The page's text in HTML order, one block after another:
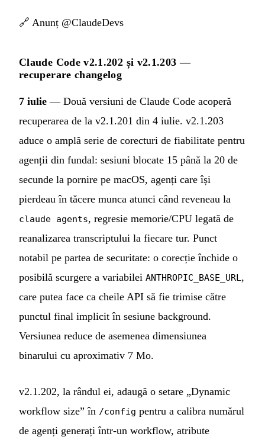
🔗 Anunț @ClaudeDevs
Claude Code v2.1.202 și v2.1.203 —
recuperare changelog
7 iulie — Două versiuni de Claude Code acoperă
recuperarea de la v2.1.201 din 4 iulie. v2.1.203
aduce o amplă serie de corecturi de fiabilitate pentru
agenții din fundal: sesiuni blocate 15 până la 20 de
secunde la pornire pe macOS, agenți care își
pierdeau în tăcere munca atunci când reveneau la
claude agents, regresie memorie/CPU legată de
reanalizarea transcriptului la fiecare tur. Punct
notabil pe partea de securitate: o corecție închide o
posibilă scurgere a variabilei ANTHROPIC_BASE_URL ,
care putea face ca cheile API să fie trimise către
punctul final implicit în sesiune background.
Versiunea reduce de asemenea dimensiunea
binarului cu aproximativ 7 Mo.
v2.1.202, la rândul ei, adaugă o setare „Dynamic
workflow size” în /config pentru a calibra numărul
de agenți generați într-un workflow, atribute